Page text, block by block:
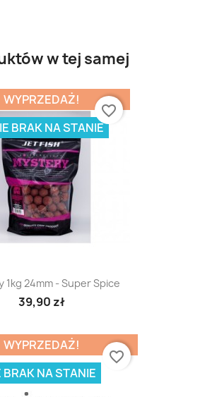
w tej samej
1kg 24mm - Super Spice
39,90 zł
WYPRZEDAŻ!
BRAK NA STANIE
favorite_border
WYPRZEDAŻ!
NA STANIE
favorite_border